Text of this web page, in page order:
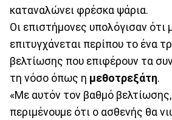
καταναλώνει φρέσκα ψάρια.
Οι επιστήμονες υπολόγισαν ότι
επιτυγχάνεται περίπου το ένα
βελτίωσης που επιφέρουν τα
τη νόσο όπως η μεθοτρεξάτη.
«Με αυτόν τον βαθμό βελτίωσης,
περιμένουμε ότι ο ασθενής θα